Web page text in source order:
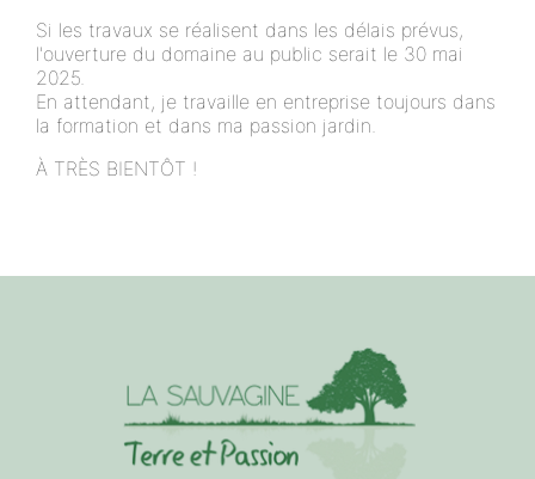
Si les travaux se réalisent dans les délais prévus,
l'ouverture du domaine au public serait le 30 mai
2025.
En attendant, je travaille en entreprise toujours dans
la formation et dans ma passion jardin.
À TRÈS BIENTÔT !